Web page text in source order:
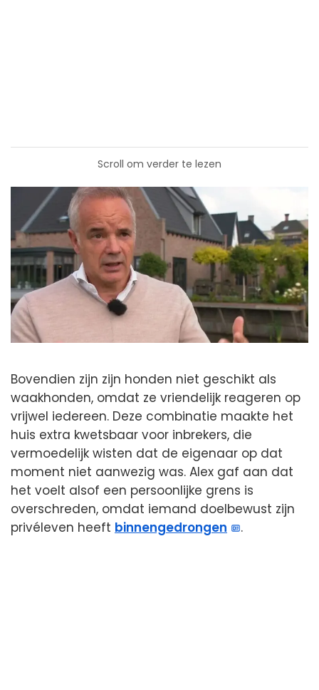
Scroll om verder te lezen
Bovendien zijn zijn honden niet geschikt als
waakhonden, omdat ze vriendelijk reageren op
vrijwel iedereen. Deze combinatie maakte het
huis extra kwetsbaar voor inbrekers, die
vermoedelijk wisten dat de eigenaar op dat
moment niet aanwezig was. Alex gaf aan dat
het voelt alsof een persoonlijke grens is
overschreden, omdat iemand doelbewust zijn
privéleven heeft binnengedrongen .